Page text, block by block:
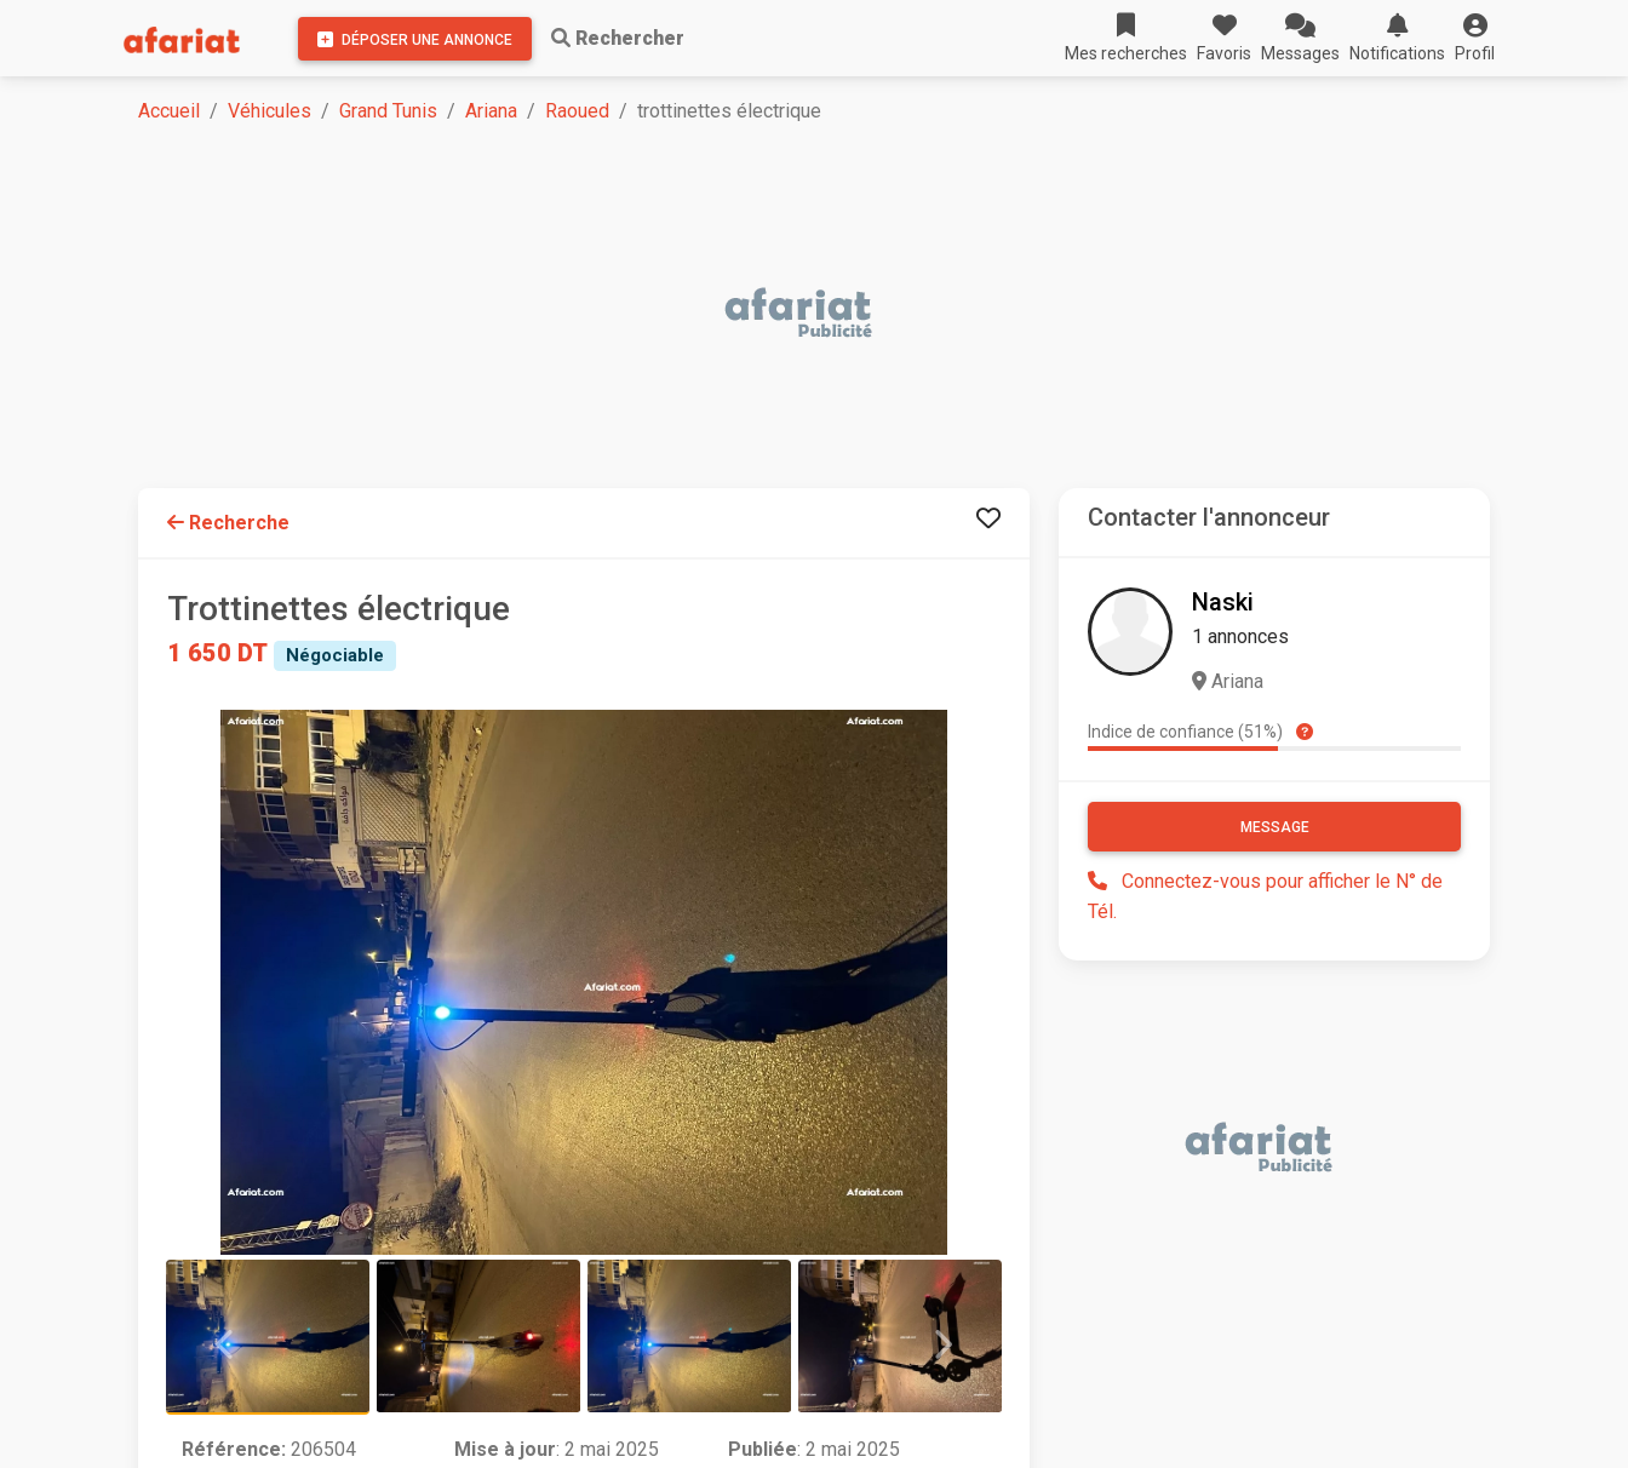
DÉPOSER UNE ANNONCE Rechercher
Mes recherches Favoris Messages Notifications Profil
Accueil Véhicules Grand Tunis Ariana Raoued trottinettes électrique
Recherche
Trottinettes électrique
1 650 DT Négociable
Référence: 206504 Mise à jour:2 mai 2025 Publiée: 2 mai 2025
Contacter l'annonceur
Naski
1 annonces
Ariana
Indice de confiance (51%)
MESSAGE
Connectez-vous pour afficher le N° de
Tél.